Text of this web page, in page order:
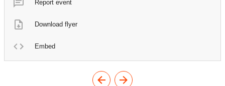
Report event
Download flyer
Embed